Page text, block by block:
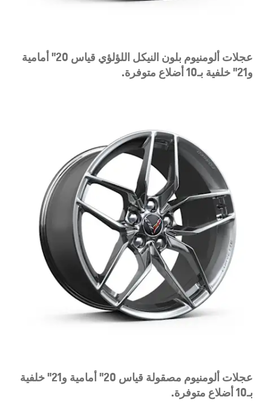
عجلات ألومنيوم بلون النيكل اللؤلؤي قياس 20" أمامية
و21" خلفية بـ10 أضلاع متوفرة.
عجلات ألومنيوم مصقولة قياس 20" أمامية و21" خلفية
بـ10 أضلاع متوفرة.